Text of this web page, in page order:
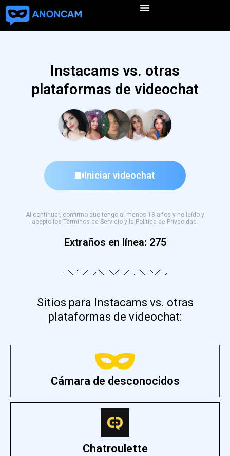
Instacams vs. otras
plataformas de videochat
Iniciar videochat
Al continuar, confirmo que tengo al menos 18 años y he leído y
acepto los Términos de Servicio y la Política de Privacidad.
Extraños en línea: 275
Sitios para Instacams vs. otras
plataformas de videochat:
Cámara de desconocidos
Chatroulette